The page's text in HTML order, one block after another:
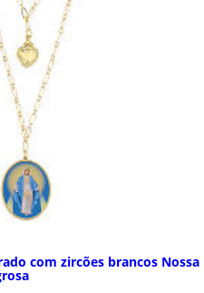
com zircões brancos Nossa